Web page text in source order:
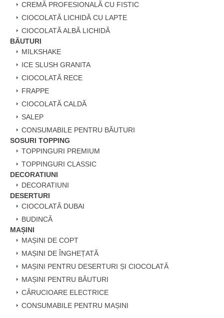
CREMĂ PROFESIONALĂ CU FISTIC
CIOCOLATĂ LICHIDĂ CU LAPTE
CIOCOLATĂ ALBĂ LICHIDĂ
BĂUTURI
MILKSHAKE
ICE SLUSH GRANITA
CIOCOLATĂ RECE
FRAPPE
CIOCOLATĂ CALDĂ
SALEP
CONSUMABILE PENTRU BĂUTURI
SOSURI TOPPING
TOPPINGURI PREMIUM
TOPPINGURI CLASSIC
DECORATIUNI
DECORATIUNI
DESERTURI
CIOCOLATĂ DUBAI
BUDINCĂ
MAȘINI
MAȘINI DE COPT
MAȘINI DE ÎNGHEȚATĂ
MAȘINI PENTRU DESERTURI ȘI CIOCOLATĂ
MAȘINI PENTRU BĂUTURI
CĂRUCIOARE ELECTRICE
CONSUMABILE PENTRU MAȘINI